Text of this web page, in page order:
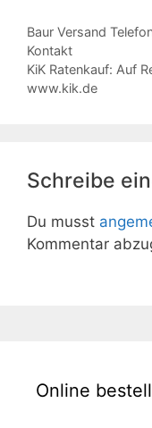
Baur Versand
Kontakt
KiK Ratenkauf: Auf
www.kik.de
Schreibe
Du musst
Kommentar
Online